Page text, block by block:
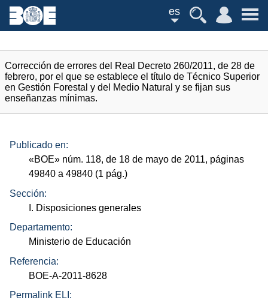
es
Corrección de errores del Real Decreto 260/2011, de 28 de
febrero, por el que se establece el título de Técnico Superior
en Gestión Forestal y del Medio Natural y se fijan sus
enseñanzas mínimas.
Publicado en:
«BOE» núm. 118, de 18 de mayo de 2011, páginas
49840 a 49840 (1 pág.)
Sección:
I. Disposiciones generales
Departamento:
Ministerio de Educación
Referencia:
BOE-A-2011-8628
Permalink ELI: